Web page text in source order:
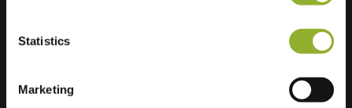
Statistics
Marketing